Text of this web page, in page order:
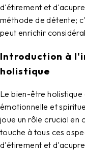
d'étirement et
méthode de détente;
peut enrichir
Introduction à
holistique
Le bien-être holistique
émotionnelle et
joue un rôle crucial en
touche à tous ces
d'étirement et